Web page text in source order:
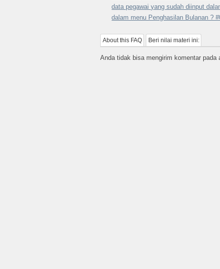
data pegawai yang sudah diinput
dalam menu Penghasilan Bulanan ?
About this FAQ Beri nilai materi ini:
Anda tidak bisa mengirim komentar pada